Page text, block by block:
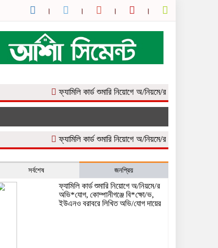
ফ্যামিলি কার্ড শুমারি নিয়োগে অ/নিয়মে/র অভি*যোগ,
ফ্যামিলি কার্ড শুমারি নিয়োগে অ/নিয়মে/র অভি*যোগ,
সর্বশেষ জনপ্রিয়
ফ্যামিলি কার্ড শুমারি নিয়োগে অ/নিয়মে/র
অভি*যোগ, কোম্পানীগঞ্জে বি*ক্ষো/ভ,
ইউএনও বরাবরে লিখিত অভি/যোগ দায়ের